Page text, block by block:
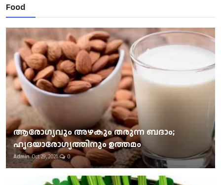
Food
ആരോഗ്യവും അഴകും തരുന്ന ബദാം;
ഹൃദയാരോഗ്യത്തിനും ഉത്തമം
Admin Oct 29, 2021 0